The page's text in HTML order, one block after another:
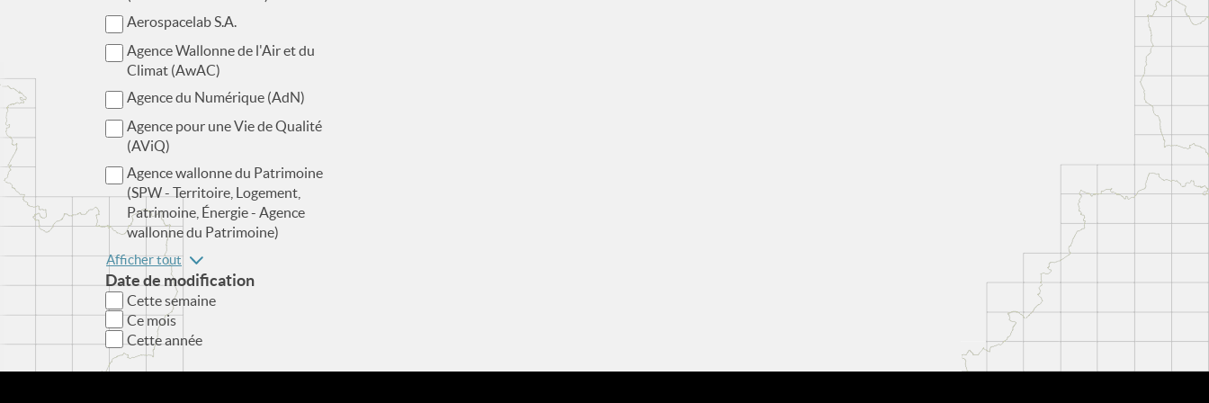
Aerospacelab S.A.
Agence Wallonne de l'Air et du
Climat (AwAC)
Agence du Numérique (AdN)
Agence pour une Vie de Qualité
(AViQ)
Agence wallonne du Patrimoine
(SPW - Territoire, Logement,
Patrimoine, Énergie - Agence
wallonne du Patrimoine)
Afficher tout
Date de modification
Cette semaine
Ce mois
Cette année